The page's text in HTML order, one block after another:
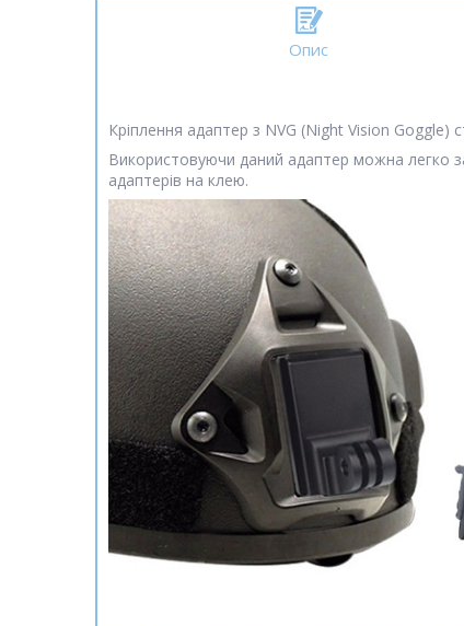
Опис
Кріплення адаптер з NVG (Night Vision
Використовуючи даний адаптер можна легко
адаптерів на клею.